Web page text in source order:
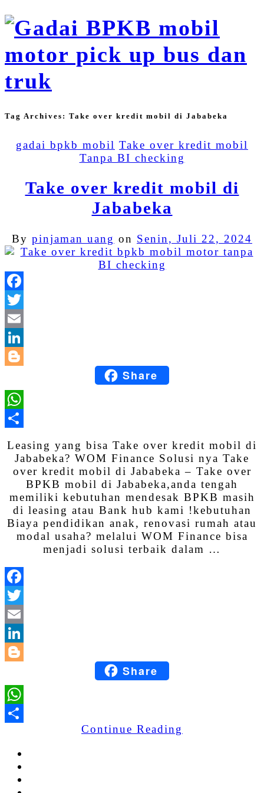
Tag Archives: Take over kredit mobil di Jababeka
gadai bpkb mobil Take over kredit mobil
Tanpa BI checking
Take over kredit mobil di
Jababeka
By pinjaman uang on Senin, Juli 22, 2024
BloggerShare
Leasing yang bisa Take over kredit mobil di
Jababeka? WOM Finance Solusi nya Take
over kredit mobil di Jababeka – Take over
BPKB mobil di Jababeka,anda tengah
memiliki kebutuhan mendesak BPKB masih
di leasing atau Bank hub kami !kebutuhan
Biaya pendidikan anak, renovasi rumah atau
modal usaha? melalui WOM Finance bisa
menjadi solusi terbaik dalam …
BloggerShare
Share
Continue Reading